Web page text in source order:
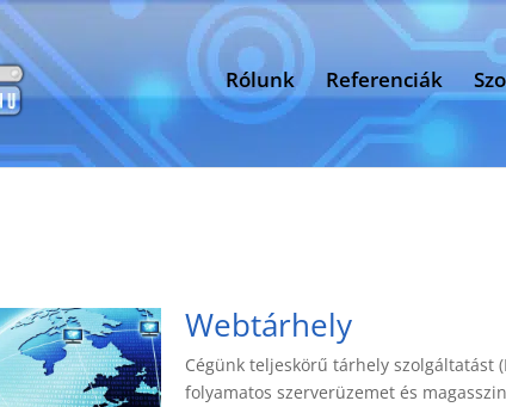
Rólunk Referenciák
Webtárhely
Cégünk teljeskörű tárhely szolgáltatást
folyamatos szerverüzemet és